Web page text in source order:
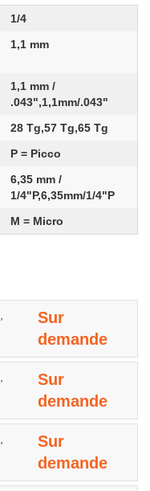
1/4
1,1 mm
1,1 mm /
.043",1,1mm/.043"
28 Tg,57 Tg,65 Tg
P = Picco
6,35 mm /
1/4"P,6,35mm/1/4"P
M = Micro
Sur
demande
Sur
demande
Sur
demande